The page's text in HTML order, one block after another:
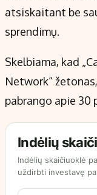
atsiskaitant be
sprendimų.
Skelbiama, kad
Network“
pabrango apie 30